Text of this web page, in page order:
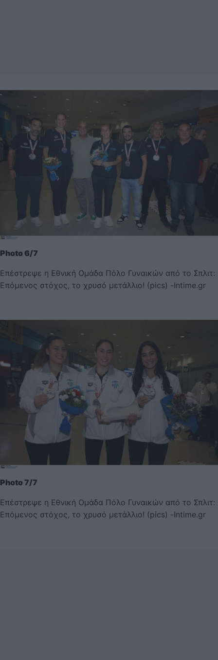
Photo 6/7
Επέστρεψε η Εθνική Ομάδα Πόλο Γυναικών από το Σπλιτ:
Επόμενος στόχος, το χρυσό μετάλλιο! (pics) -Intime.gr
Photo 7/7
Επέστρεψε η Εθνική Ομάδα Πόλο Γυναικών από το Σπλιτ:
Επόμενος στόχος, το χρυσό μετάλλιο! (pics) -Intime.gr